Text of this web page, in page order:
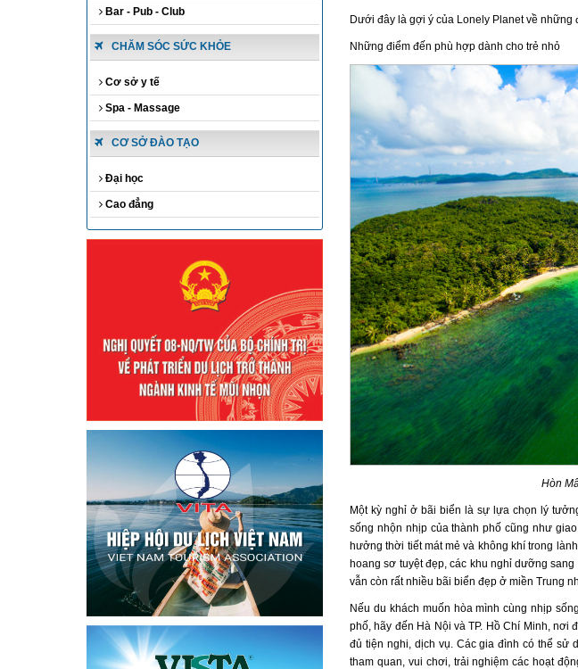
Bar - Pub - Club
CHĂM SÓC SỨC KHỎE
Cơ sở y tế
Spa - Massage
CƠ SỞ ĐÀO TẠO
Đại học
Cao đẳng
Dưới đây là gợi ý của Lonely Planet về những
Những điểm đến phù hợp dành cho trẻ nhỏ
Hòn
Một kỳ nghỉ ở bãi biển là sự lựa chọn lý
sống nhộn nhịp của thành phố cũng như
hưởng thời tiết mát mẻ và không khí trong
hoang sơ tuyệt đẹp, các khu nghỉ dưỡng
vẫn còn rất nhiều bãi biển đẹp ở miền Trung
Nếu du khách muốn hòa mình cùng nhịp
phố, hãy đến Hà Nội và TP. Hồ Chí Minh,
đủ tiện nghi, dịch vụ. Các gia đình có thể sử
tham quan, vui chơi, trải nghiệm các hoạt